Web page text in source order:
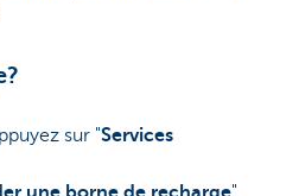
sur "Services